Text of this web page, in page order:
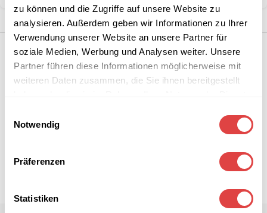
zu können und die Zugriffe auf unsere Website zu
analysieren. Außerdem geben wir Informationen zu Ihrer
Verwendung unserer Website an unsere Partner für
soziale Medien, Werbung und Analysen weiter. Unsere
Partner führen diese Informationen möglicherweise mit
weiteren Daten zusammen, die Sie ihnen bereitgestellt
Notwendig
Präferenzen
Statistiken